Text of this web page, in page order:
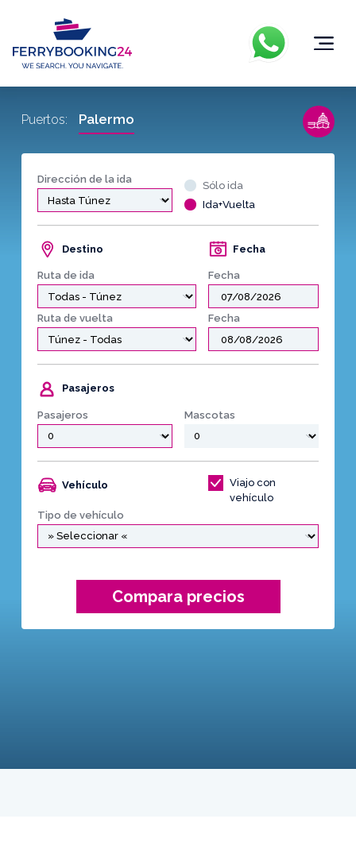
Dirección de la ida
Sólo ida
Ida+Vuelta
Destino
Ruta de ida
Fecha
Fecha
Ruta de vuelta Fecha
Pasajeros
Pasajeros Mascotas
Vehículo
Viajo con
vehículo
Tipo de vehículo
Compara precios
Puertos: Palermo